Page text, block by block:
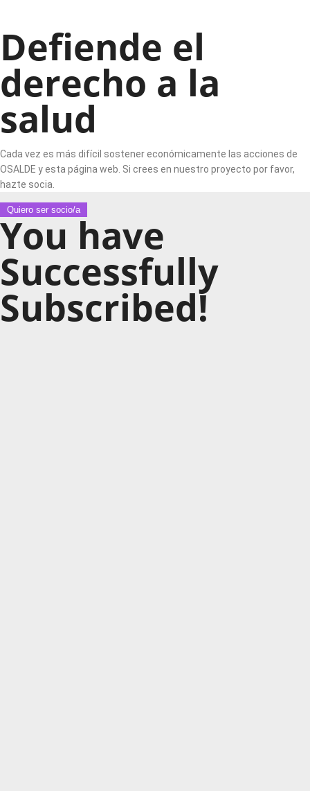
Defiende el
derecho a la
salud
Cada vez es más difícil sostener económicamente las acciones de
OSALDE y esta página web. Si crees en nuestro proyecto por favor,
hazte socia.
Quiero ser socio/a
You have
Successfully
Subscribed!